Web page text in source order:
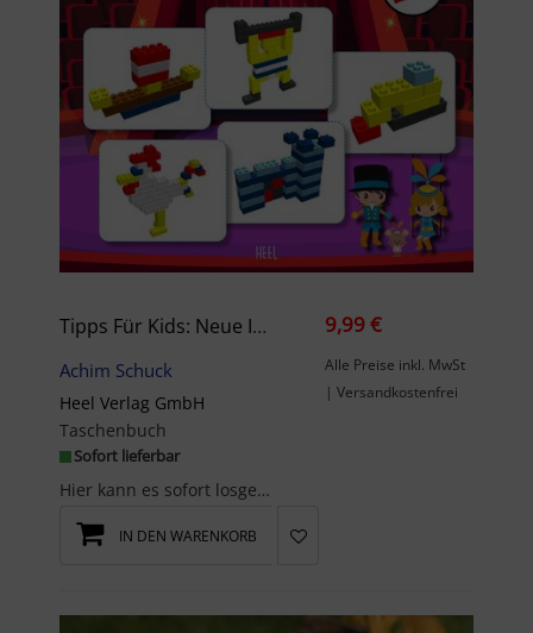
Tipps Für Kids: Neue Ideen Für LEGO® Basis-Steine
Achim Schuck
Heel Verlag GmbH
Taschenbuch
Sofort lieferbar
Hier kann es sofort losgehen, denn gebaut wird ausschließlich mit 2x2- und 2x4-Steinen in Standar...
9,99 €
Alle Preise inkl. MwSt
| Versandkostenfrei
IN DEN WARENKORB